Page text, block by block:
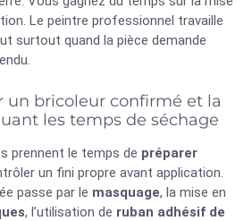
Le peintre professionnel travaille
surtout quand la pièce demande
un bricoleur confirmé et la
les temps de séchage
prennent le temps de préparer
un fini propre avant application.
passe par le masquage, la mise en
, l’utilisation de ruban adhésif de